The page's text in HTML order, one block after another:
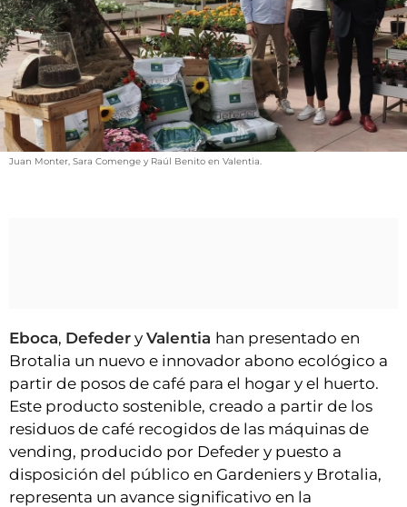
VÍDEOS
CONTACTAR
FIESTAS EN EL ALTO ARAGÓN
FIESTAS DE SAN LORENZO
AGENDA
INICIAR SESIÓN
Juan Monter, Sara Comenge y Raúl Benito en Valentia.
Eboca, Defeder y Valentia han presentado en
Brotalia un nuevo e innovador abono ecológico a
partir de posos de café para el hogar y el huerto.
Este producto sostenible, creado a partir de los
residuos de café recogidos de las máquinas de
vending, producido por Defeder y puesto a
disposición del público en Gardeniers y Brotalia,
representa un avance significativo en la